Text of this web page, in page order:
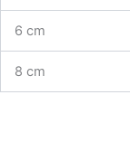
6 cm
8 cm